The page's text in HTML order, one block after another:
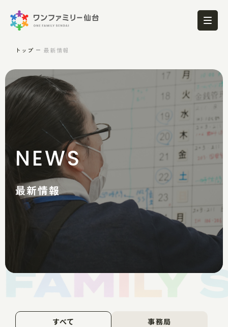
トップ 最新情報
NEWS
最新情報
すべて
事務局